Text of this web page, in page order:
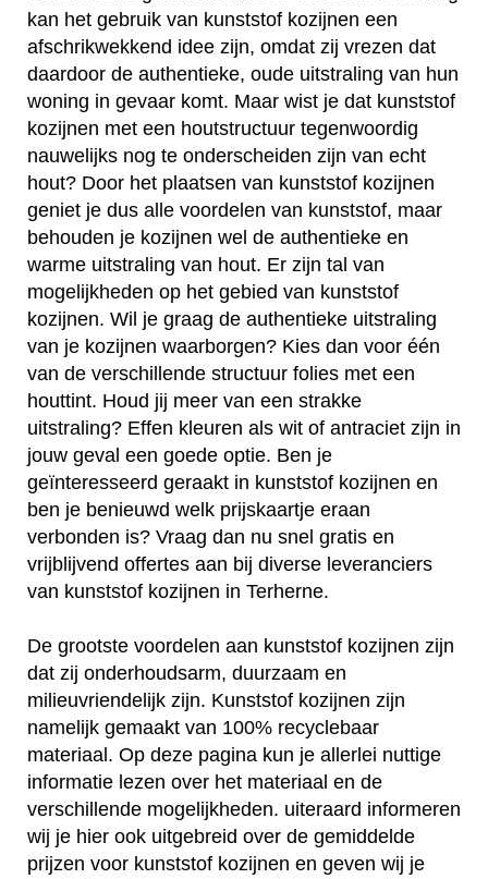
kan het gebruik van kunststof kozijnen een
afschrikwekkend idee zijn, omdat zij vrezen dat
daardoor de authentieke, oude uitstraling van hun
woning in gevaar komt. Maar wist je dat kunststof
kozijnen met een houtstructuur tegenwoordig
nauwelijks nog te onderscheiden zijn van echt
hout? Door het plaatsen van kunststof kozijnen
geniet je dus alle voordelen van kunststof, maar
behouden je kozijnen wel de authentieke en
warme uitstraling van hout. Er zijn tal van
mogelijkheden op het gebied van kunststof
kozijnen. Wil je graag de authentieke uitstraling
van je kozijnen waarborgen? Kies dan voor één
van de verschillende structuur folies met een
houttint. Houd jij meer van een strakke
uitstraling? Effen kleuren als wit of antraciet zijn in
jouw geval een goede optie. Ben je
geïnteresseerd geraakt in kunststof kozijnen en
ben je benieuwd welk prijskaartje eraan
verbonden is? Vraag dan nu snel gratis en
vrijblijvend offertes aan bij diverse leveranciers
van kunststof kozijnen in Terherne.
De grootste voordelen aan kunststof kozijnen zijn
dat zij onderhoudsarm, duurzaam en
milieuvriendelijk zijn. Kunststof kozijnen zijn
namelijk gemaakt van 100% recyclebaar
materiaal. Op deze pagina kun je allerlei nuttige
informatie lezen over het materiaal en de
verschillende mogelijkheden. uiteraard informeren
wij je hier ook uitgebreid over de gemiddelde
prijzen voor kunststof kozijnen en geven wij je